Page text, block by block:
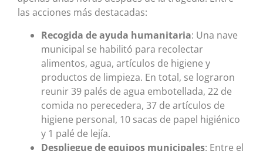
las acciones más destacadas:
Recogida de ayuda humanitaria: Una nave
municipal se habilitó para recolectar
alimentos, agua, artículos de higiene y
productos de limpieza. En total, se lograron
reunir 39 palés de agua embotellada, 22 de
comida no perecedera, 37 de artículos de
higiene personal, 10 sacas de papel higiénico
y 1 palé de lejía.
Despliegue de equipos municipales: Entre el